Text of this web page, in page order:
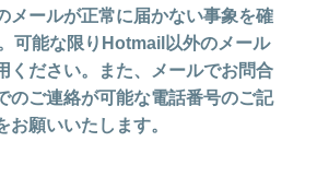
メールが正常に届かない事象を確
可能な限りHotmail以外のメール
ください。また、メールでお問合
のご連絡が可能な電話番号のご記
お願いいたします。